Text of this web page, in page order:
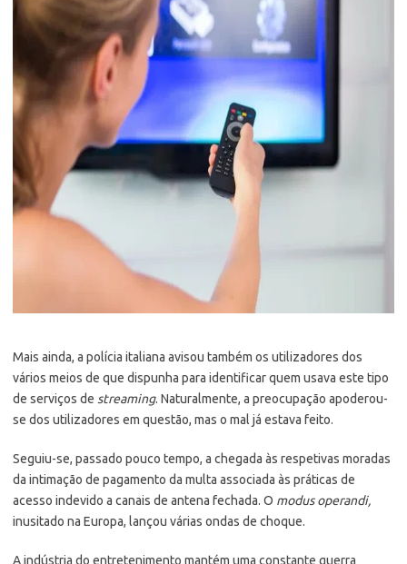
Mais ainda, a polícia italiana avisou também os utilizadores dos
vários meios de que dispunha para identificar quem usava este tipo
de serviços de streaming. Naturalmente, a preocupação apoderou-
se dos utilizadores em questão, mas o mal já estava feito.
Seguiu-se, passado pouco tempo, a chegada às respetivas moradas
da intimação de pagamento da multa associada às práticas de
acesso indevido a canais de antena fechada. O modus operandi,
inusitado na Europa, lançou várias ondas de choque.
A indústria do entretenimento mantém uma constante guerra